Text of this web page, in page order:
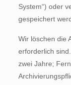
System“) oder
gespeichert
Wir löschen die
erforderlich
zwei Jahre;